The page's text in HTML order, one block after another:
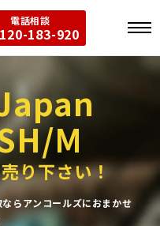
電話相談
183-920
M
り下さい！
らアンコールズにおまかせ